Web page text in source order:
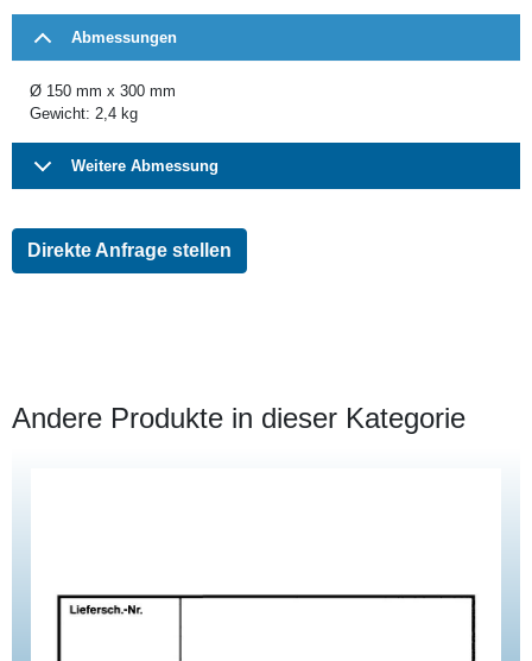
Abmessungen
Ø 150 mm x 300 mm
Gewicht: 2,4 kg
Weitere Abmessung
Direkte Anfrage stellen
Andere Produkte in dieser Kategorie